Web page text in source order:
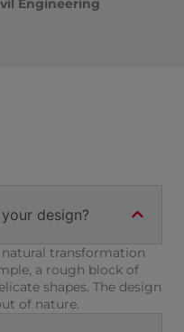
Engineering
design?
transformation
a rough block of
shapes. The design
of nature.